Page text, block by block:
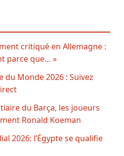
critiqué en Allemagne :
parce que… »
du Monde 2026 : Suivez
du Barça, les joueurs
Ronald Koeman
2026: l’Égypte se qualifie